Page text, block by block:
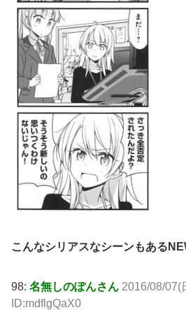
こんなシリアスなシーンもある
98: 名無しのぽんさん 2016/08/07(
ID:mdflgQaX0